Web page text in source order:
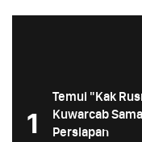
1
Temui "Kak
Kuwarcab
Persiapan